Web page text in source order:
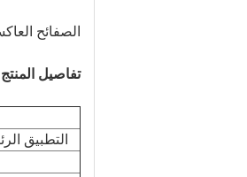
الصفائح
تفاصيل المنتج
التطبيق